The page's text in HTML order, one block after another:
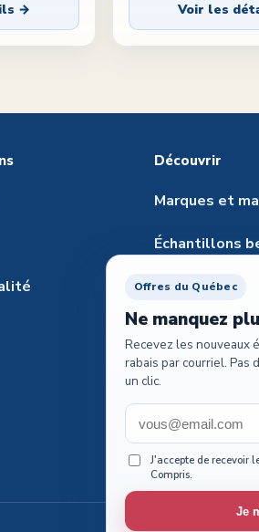
→ Voir les
Offres du Québec
Ne manquez
Recevez les nouveaux
rabais par courriel. Pas
un clic.
J'accepte de recevoir
Compris.
Je
Découvrir
Marques et
Échantillons
Santé et
Échantillons
Tester des
Guide des
Concours